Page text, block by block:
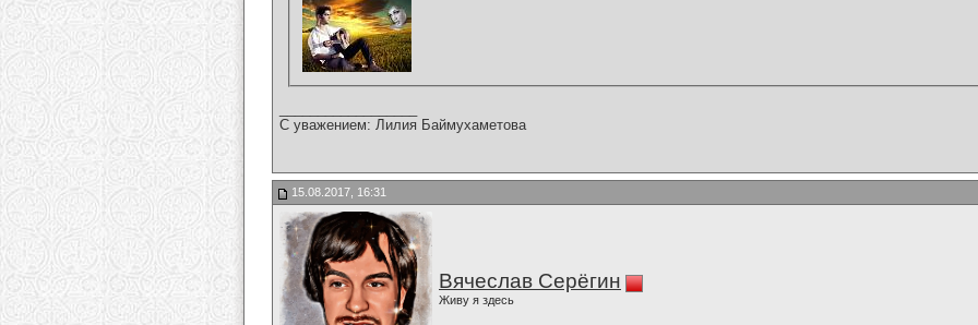
С уважением: Лилия Баймухаметова
15.08.2017, 16:31
Вячеслав Серёгин
Живу я здесь